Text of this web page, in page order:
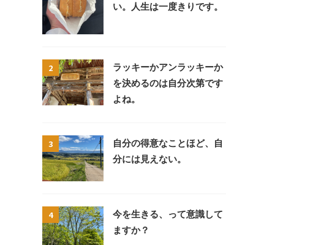
い。人生は一度きりです。
2
ラッキーかアンラッキーか
を決めるのは自分次第です
よね。
3
自分の得意なことほど、自
分には見えない。
4
今を生きる、って意識して
ますか？